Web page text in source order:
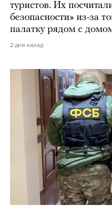
туристов. Их
безопасности» из-за
палатку рядом с
2 дня назад